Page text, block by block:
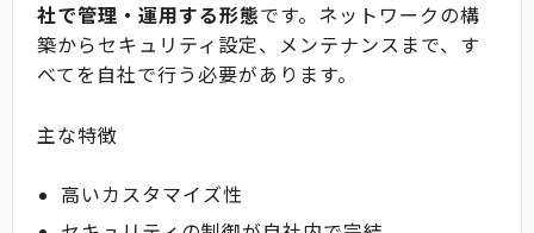
社で管理・運用する形態です。ネットワークの構
築からセキュリティ設定、メンテナンスまで、す
べてを自社で行う必要があります。
主な特徴
高いカスタマイズ性